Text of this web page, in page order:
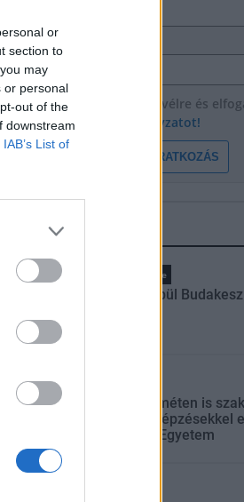
or
section to
may
or personal
out of the
downstream
IAB’s List of
E-mail cím
Feliratkozom a hírlevélre és
adatvédelmi szabályzatot!
FELIRATKOZÁS
LEGFRISSEBB
Pest megye
Fából épül
Kecskeméten is
továbbképzésekkel
Ferenc Egyetem